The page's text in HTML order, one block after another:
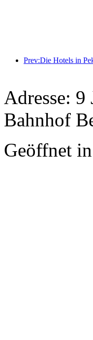
Adresse: 9
Bahnhof
Geöffnet